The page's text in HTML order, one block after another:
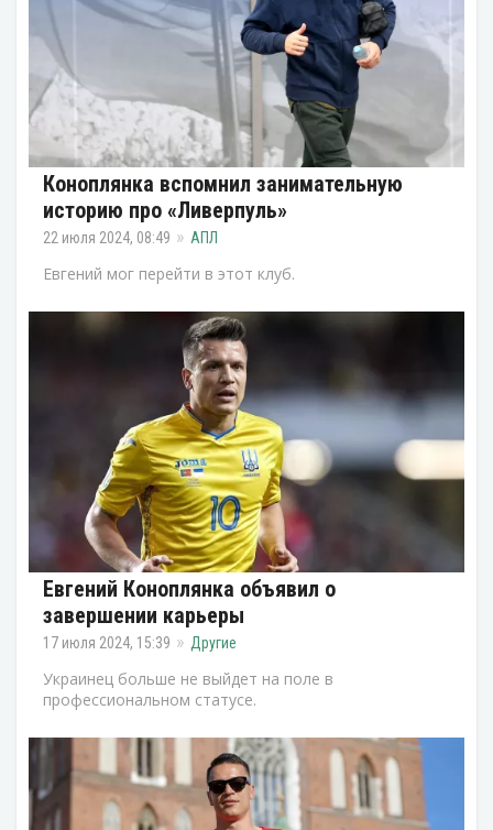
Коноплянка вспомнил занимательную
историю про «Ливерпуль»
22 июля 2024, 08:49 АПЛ
Евгений мог перейти в этот клуб.
Евгений Коноплянка объявил о
завершении карьеры
17 июля 2024, 15:39 Другие
Украинец больше не выйдет на поле в
профессиональном статусе.